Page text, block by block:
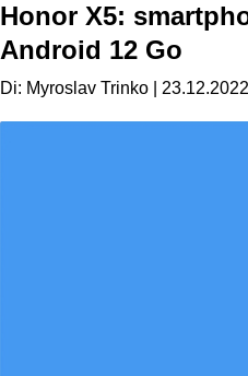
Honor X5:
Android 12 Go
Di: Myroslav Trinko |